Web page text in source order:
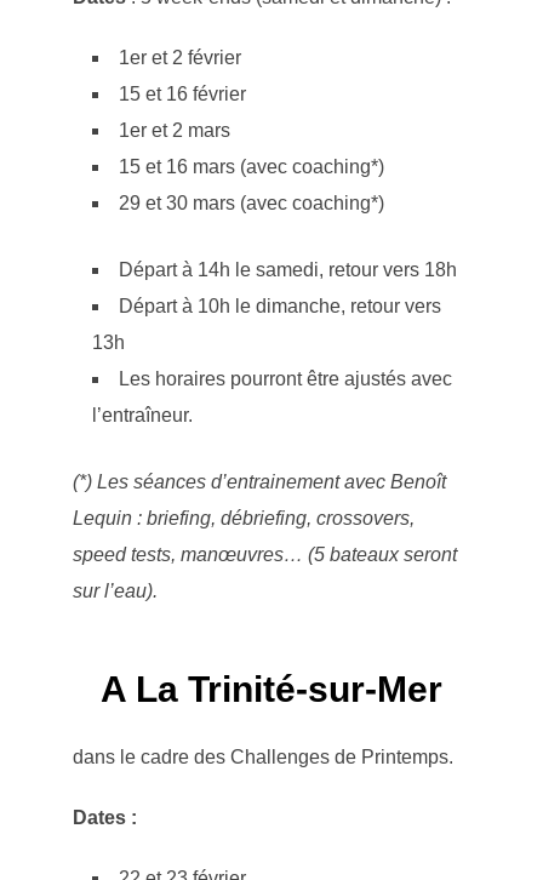
1er et 2 février
15 et 16 février
1er et 2 mars
15 et 16 mars (avec coaching*)
29 et 30 mars (avec coaching*)
Départ à 14h le samedi, retour vers 18h
Départ à 10h le dimanche, retour vers
13h
Les horaires pourront être ajustés avec
l’entraîneur.
(*) Les séances d’entrainement avec Benoît
Lequin : briefing, débriefing, crossovers,
speed tests, manœuvres… (5 bateaux seront
sur l’eau).
A La Trinité-sur-Mer
dans le cadre des Challenges de Printemps.
Dates :